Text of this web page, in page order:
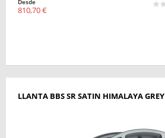
Desde
810,70 €
LLANTA BBS SR SATIN HIMALAYA GREY